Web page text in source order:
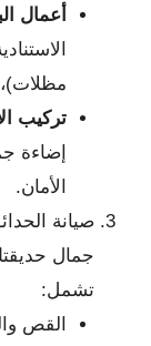
أعمال
مظلات)،
تركيب
إضاءة
الأمان.
جمال
تشمل:
القص